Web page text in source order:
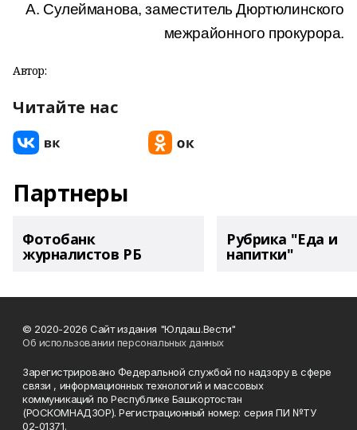
А. Сулейманова, заместитель Дюртюлинского
межрайонного прокурора.
Автор:
Читайте нас
Партнеры
Фотобанк
журналистов РБ
Рубрика "Еда и
напитки"
© 2020-2026 Сайт издания "Юлдаш.Вести"
Об использовании персональных данных
Зарегистрировано Федеральной службой по надзору в сфере
связи , информационных технологий и массовых
коммуникаций по Республике Башкортостан
(РОСКОМНАДЗОР). Регистрационный номер: серия ПИ №ТУ
02-01371.